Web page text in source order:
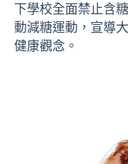
下學校全面禁止含
動減糖運動，宣導
健康觀念。